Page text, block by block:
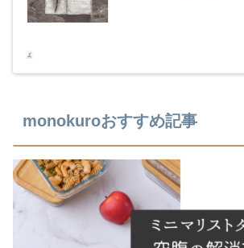
monokuroおすすめ記事